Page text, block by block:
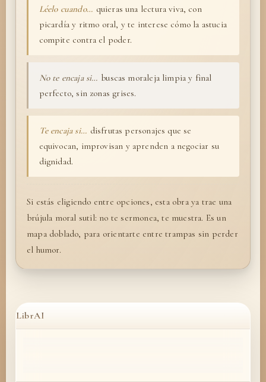
Léelo cuando… quieras una lectura viva, con
picardía y ritmo oral, y te interese cómo la astucia
compite contra el poder.
No te encaja si… buscas moraleja limpia y final
perfecto, sin zonas grises.
Te encaja si… disfrutas personajes que se
equivocan, improvisan y aprenden a negociar su
dignidad.
Si estás eligiendo entre opciones, esta obra ya trae una
brújula moral sutil: no te sermonea, te muestra. Es un
mapa doblado, para orientarte entre trampas sin perder
el humor.
LibrAI